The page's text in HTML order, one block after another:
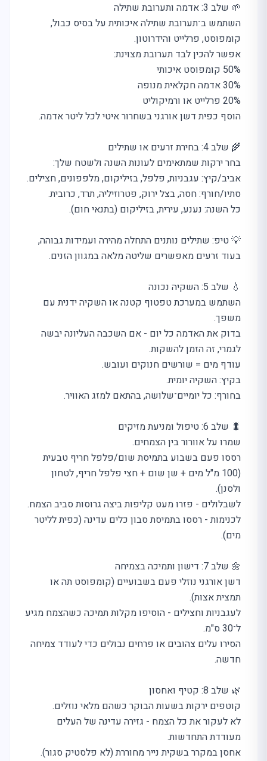
מהמחפשיםהיום?
🌱 שלב 3: אדמה ותערובת שתילה
השתמש ב־תערובת שתילה איכותית על בסיס כבול,
קומפוסט, פרלייט והידרוטון.
אפשר להכין לבד תערובת מצוינת:
50% קומפוסט איכותי
30% אדמה חקלאית מנופה
20% פרלייט או ורמיקוליט
הוסף כפית דשן אורגני בשחרור איטי לכל ליטר אדמה.
🌾 שלב 4: בחירת זרעים או שתילים
בחר ירקות שמתאימים לעונות השנה ולשטח שלך:
אביב/קיץ: עגבניות, פלפל, בזיליקום, מלפפונים, חצילים.
סתיו/חורף: חסה, בצל ירוק, פטרוזיליה, תרד, כרובית.
כל השנה: נענע, עירית, בזיליקום (בתנאי חום).
💡 טיפ: שתילים נותנים התחלה מהירה ועמידות גבוהה,
בעוד זרעים מאפשרים שליטה מלאה במגוון הזנים.
💧 שלב 5: השקיה נכונה
השתמש במערכת טפטוף קטנה או השקיה ידנית עם
משפך.
בדוק את האדמה כל יום - אם השכבה העליונה יבשה
לגמרי, זה הזמן להשקות.
עודף מים = שורשים חנוקים ועובש.
בקיץ: השקיה יומית.
בחורף: כל יומיים־שלושה, בהתאם למזג האוויר.
🐛 שלב 6: טיפול ומניעת מזיקים
שמרו על אוורור בין הצמחים.
רססו פעם בשבוע בתמיסת שום/פלפל חריף טבעית
(100 מ"ל מים + שן שום + חצי פלפל חריף, לטחון
ולסנן).
לשבלולים - פזרו מעט קליפות ביצה גרוסות סביב הצמח.
לכנימות - רססו בתמיסת סבון כלים עדינה (כפית לליטר
מים).
🌼 שלב 7: דישון ותמיכה בצמיחה
דשן אורגני נוזלי פעם בשבועיים (קומפוסט תה או
תמצית אצות).
לעגבניות וחצילים - הוסיפו מקלות תמיכה כשהצמח מגיע
ל־30 ס"מ.
הסירו עלים צהובים או פרחים נבולים כדי לעודד צמיחה
חדשה.
🌿 שלב 8: קטיף ואחסון
קוטפים ירקות בשעות הבוקר כשהם מלאי נוזלים.
לא לעקור את כל הצמח - גזירה עדינה של העלים
מעודדת התחדשות.
אחסן במקרר בשקית נייר מחוררת (לא פלסטיק סגור).